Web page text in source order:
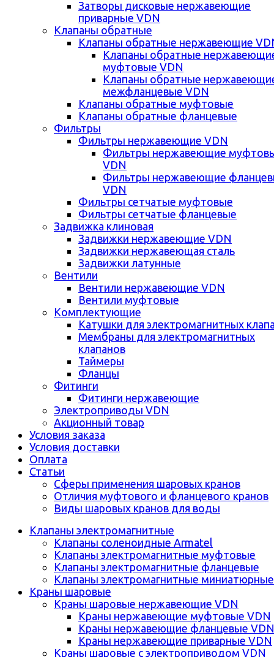
Затворы дисковые нержавеющие
приварные VDN
Клапаны обратные
Клапаны обратные нержавеющие
Клапаны обратные
муфтовые VDN
Клапаны обратные
межфланцевые VDN
Клапаны обратные муфтовые
Клапаны обратные фланцевые
Фильтры
Фильтры нержавеющие VDN
Фильтры нержавеющие
VDN
Фильтры нержавеющие
VDN
Фильтры сетчатые муфтовые
Фильтры сетчатые фланцевые
Задвижка клиновая
Задвижки нержавеющие VDN
Задвижки нержавеющая сталь
Задвижки латунные
Вентили
Вентили нержавеющие VDN
Вентили муфтовые
Комплектующие
Катушки для электромагнитных
Мембраны для электромагнитных
клапанов
Таймеры
Фланцы
Фитинги
Фитинги нержавеющие
Электроприводы VDN
Акционный товар
Условия заказа
Условия доставки
Оплата
Статьи
Сферы применения шаровых кранов
Отличия муфтового и фланцевого кранов
Виды шаровых кранов для воды
Клапаны электромагнитные
Клапаны соленоидные Armatel
Клапаны электромагнитные муфтовые
Клапаны электромагнитные фланцевые
Клапаны электромагнитные миниатюрные
Краны шаровые
Краны шаровые нержавеющие VDN
Краны нержавеющие муфтовые VDN
Краны нержавеющие фланцевые VDN
Краны нержавеющие приварные VDN
Краны шаровые с электроприводом VDN